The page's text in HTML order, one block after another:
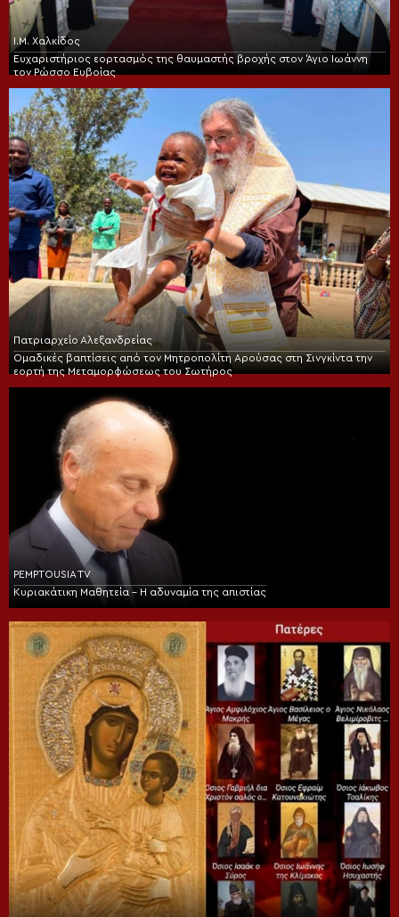
Ι.Μ. Χαλκίδος
Ευχαριστήριος εορτασμός της θαυμαστής βροχής στον Άγιο Ιωάννη
τον Ρώσσο Ευβοίας
Πατριαρχείο Αλεξανδρείας
Ομαδικές βαπτίσεις από τον Μητροπολίτη Αρούσας στη Σινγκίντα την
εορτή της Μεταμορφώσεως του Σωτήρος
PEMPTOUSIA TV
Κυριακάτικη Μαθητεία – Η αδυναμία της απιστίας